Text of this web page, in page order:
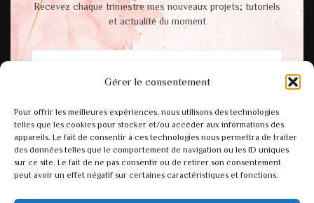
Gérer le consentement
Pour offrir les meilleures expériences, nous utilisons des technologies
telles que les cookies pour stocker et/ou accéder aux informations des
appareils. Le fait de consentir à ces technologies nous permettra de traiter
des données telles que le comportement de navigation ou les ID uniques
sur ce site. Le fait de ne pas consentir ou de retirer son consentement
peut avoir un effet négatif sur certaines caractéristiques et fonctions.
Recevez chaque trimestre mes nouveaux projets; tutoriels
et actualité du moment
politique de confidentialité.